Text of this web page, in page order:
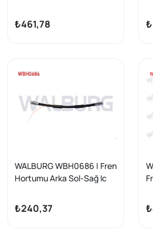
2009-| 2 Adet
₺461,78
2
WALBURG WBH0686 | Fren
Hortumu Arka Sol-Sağ Ic
Adet
₺240,37